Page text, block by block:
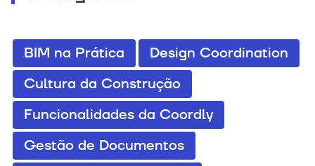
BIM na Prática
Design Coordination
Cultura da Construção
Funcionalidades da Coordly
Gestão de Documentos